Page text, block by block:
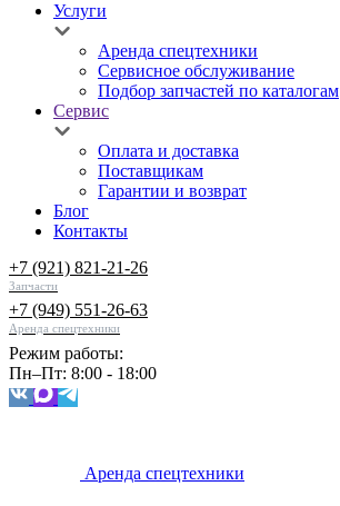
Услуги
Аренда спецтехники
Сервисное обслуживание
Подбор запчастей по каталогам
Сервис
Оплата и доставка
Поставщикам
Гарантии и возврат
Блог
Контакты
+7 (921) 821-21-26
Запчасти
+7 (949) 551-26-63
Аренда спецтехники
Режим работы:
Пн–Пт: 8:00 - 18:00
Аренда спецтехники